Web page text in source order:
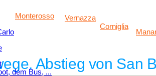
dem Bus, ...
Monterosso
Vernazza
Corniglia
Abstieg von San